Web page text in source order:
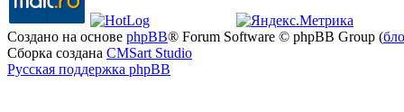
Создано на основе phpBB® Forum Software © phpBB Group (
Сборка создана CMSart Studio
Русская поддержка phpBB